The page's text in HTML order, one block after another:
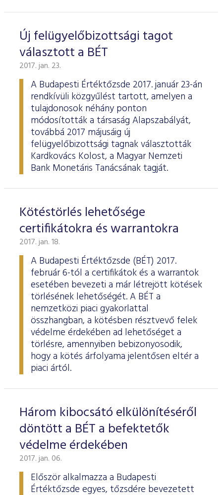
Új felügyelőbizottsági tagot
választott a BÉT
2017. jan. 23.
A Budapesti Értéktőzsde 2017. január 23-án
rendkívüli közgyűlést tartott, amelyen a
tulajdonosok néhány ponton
módosították a társaság Alapszabályát,
továbbá 2017 májusáig új
felügyelőbizottsági tagnak választották
Kardkovács Kolost, a Magyar Nemzeti
Bank Monetáris Tanácsának tagját.
Kötéstörlés lehetősége
certifikátokra és warrantokra
2017. jan. 18.
A Budapesti Értéktőzsde (BÉT) 2017.
február 6-tól a certifikátok és a warrantok
esetében bevezeti a már létrejött kötések
törlésének lehetőségét. A BÉT a
nemzetközi piaci gyakorlattal
összhangban, a kötésben résztvevő felek
védelme érdekében ad lehetőséget a
törlésre, amennyiben bebizonyosodik,
hogy a kötés árfolyama jelentősen eltér a
piaci ártól.
Három kibocsátó elkülönítéséről
döntött a BÉT a befektetők
védelme érdekében
2017. jan. 06.
Először alkalmazza a Budapesti
Értéktőzsde egyes, tőzsdére bevezetett